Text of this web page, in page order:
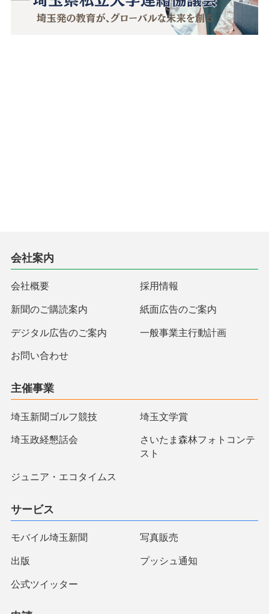
会社案内
会社概要 採用情報
新聞のご購読案内 紙面広告のご案内
デジタル広告のご案内 一般事業主行動計画
お問い合わせ
主催事業
埼玉新聞ゴルフ競技 埼玉文学賞
埼玉政経懇話会
さいたま森林フォトコンテ
スト
ジュニア・エコタイムス
サービス
モバイル埼玉新聞 写真販売
出版 プッシュ通知
公式ツイッター